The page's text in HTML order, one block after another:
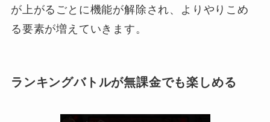
が上がるごとに機能が解除され、よりやりこめ
る要素が増えていきます。
ランキングバトルが無課金でも楽しめる